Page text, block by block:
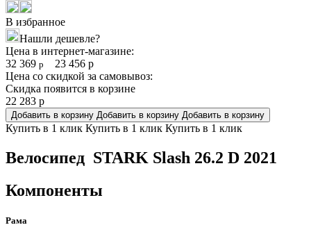
В избранное
Нашли дешевле?
Цена в интернет-магазине:
32 369 р 23 456 р
Цена со скидкой за самовывоз:
Скидка появится в корзине
22 283 р
Добавить в корзину Добавить в корзину Добавить в корзину
Купить в 1 клик Купить в 1 клик Купить в 1 клик
Велосипед STARK Slash 26.2 D 2021
Компоненты
Рама